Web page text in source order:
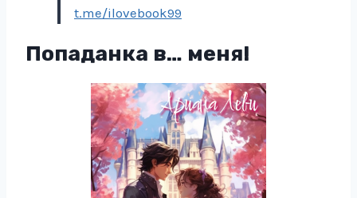
t.me/ilovebook99
Попаданка в… меня!